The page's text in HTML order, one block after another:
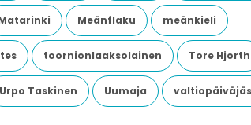
Meänflaku meänkieli
toornionlaaksolainen Tore Hjorth
Urpo Taskinen Uumaja